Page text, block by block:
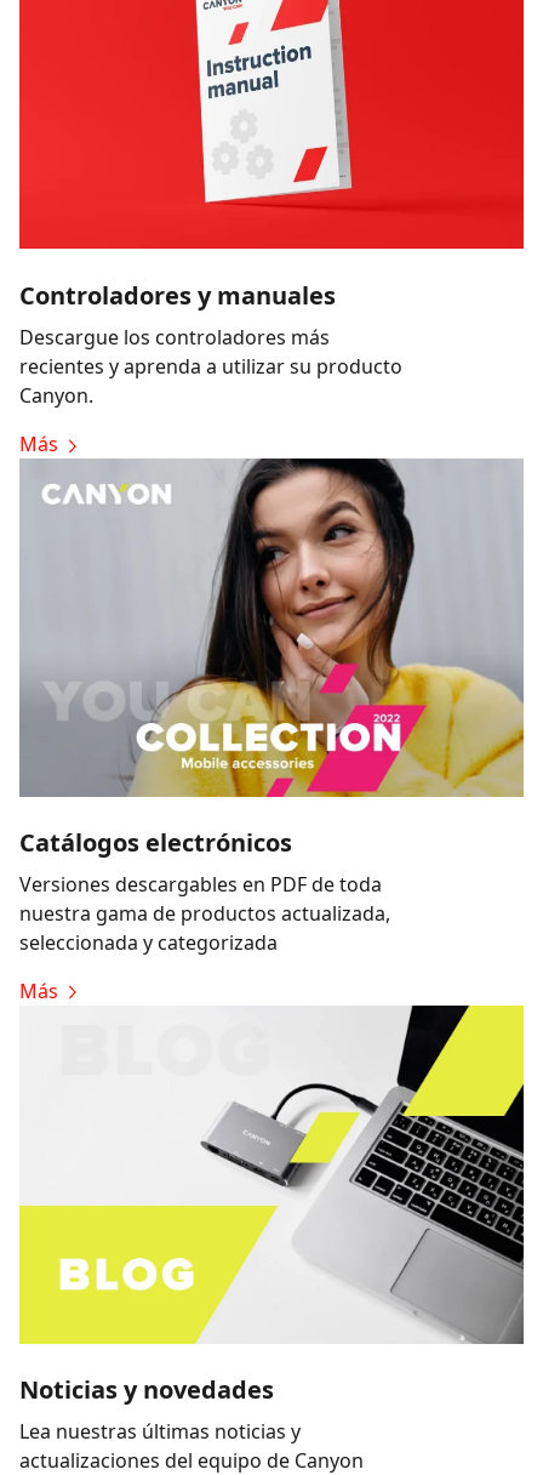
Controladores y manuales
Descargue los controladores más
recientes y aprenda a utilizar su producto
Canyon.
Más
Catálogos electrónicos
Versiones descargables en PDF de toda
nuestra gama de productos actualizada,
seleccionada y categorizada
Más
Noticias y novedades
Lea nuestras últimas noticias y
actualizaciones del equipo de Canyon